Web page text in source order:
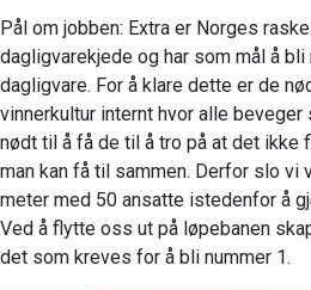
Pål om jobben: Extra er Norges
dagligvarekjede og har som mål å
dagligvare. For å klare dette er de
vinnerkultur internt hvor alle
nødt til å få de til å tro på at det ikke
man kan få til sammen. Derfor slo vi
meter med 50 ansatte istedenfor å
Ved å flytte oss ut på løpebanen
det som kreves for å bli nummer 1.